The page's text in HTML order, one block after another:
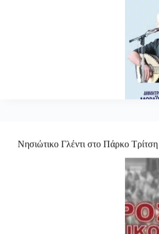
Νησιώτικο Γλέντι στο Πάρκο Τρίτση